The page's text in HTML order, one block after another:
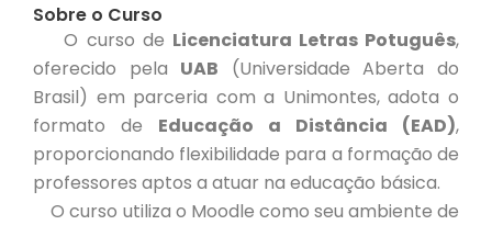
Sobre o Curso
O curso de Licenciatura Letras Potuguês,
oferecido pela UAB (Universidade Aberta do
Brasil) em parceria com a Unimontes, adota o
formato de Educação a Distância (EAD),
proporcionando flexibilidade para a formação de
professores aptos a atuar na educação básica.
O curso utiliza o Moodle como seu ambiente de